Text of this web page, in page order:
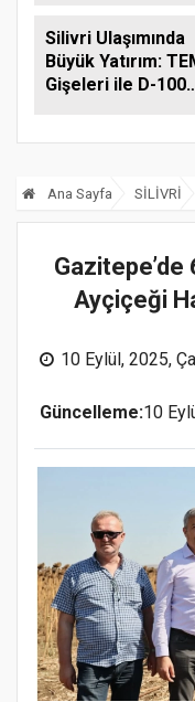
Silivri Ulaşımında
Büyük Yatırım:
Gişeleri ile D-100
Ana Sayfa SİLİVRİ
Gazitepe’de
Ayçiçeği
10 Eylül, 2025,
Güncelleme:10